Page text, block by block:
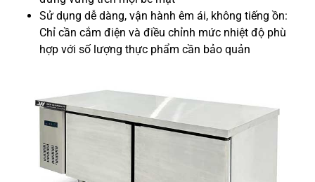
Sử dụng dễ dàng, vận hành êm ái, không tiếng ồn:
Chỉ cần cắm điện và điều chỉnh mức nhiệt độ phù
hợp với số lượng thực phẩm cần bảo quản